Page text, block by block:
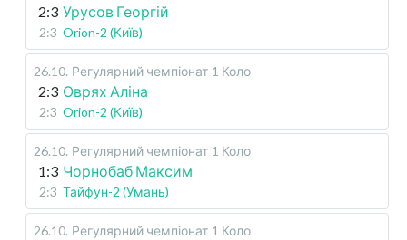
2:3 Урусов Георгій
2:3 Orion-2 (Київ)
26.10. Регулярний чемпіонат 1 Коло
2:3 Оврях Аліна
2:3 Orion-2 (Київ)
26.10. Регулярний чемпіонат 1 Коло
1:3 Чорнобаб Максим
2:3 Тайфун-2 (Умань)
26.10. Регулярний чемпіонат 1 Коло